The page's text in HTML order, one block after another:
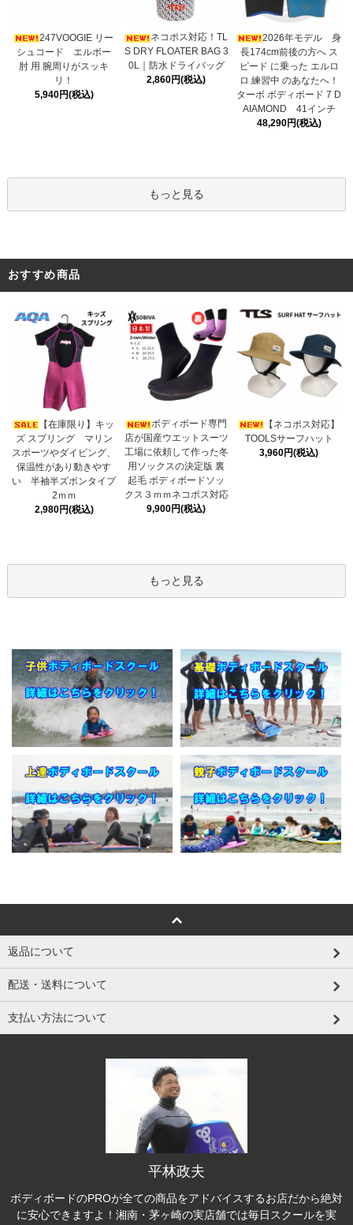
247VOOGIE リー
シュコード エルボー
肘 用 腕周りがスッキ
リ！
5,940円(税込)
ネコポス対応！TL
S DRY FLOATER BAG 3
0L｜防水ドライバッグ
2,860円(税込)
2026年モデル 身
長174cm前後の方へ ス
ピード に乗った エルロ
ロ 練習中 のあなたへ！
ターボ ボディボード 7 D
AIAMOND 41インチ
48,290円(税込)
もっと見る
おすすめ商品
【在庫限り】キッ
ズ スプリング マリン
スポーツやダイビング、
保温性があり動きやす
い 半袖半ズボンタイプ
2ｍｍ
2,980円(税込)
ボディボード専門
店が国産ウエットスーツ
工場に依頼して作った冬
用ソックスの決定版 裏
起毛 ボディボードソッ
クス３ｍｍネコポス対応
9,900円(税込)
【ネコポス対応】
TOOLSサーフハット
3,960円(税込)
もっと見る
返品について
配送・送料について
支払い方法について
平林政夫
ボディボードのPROが全ての商品をアドバイスするお店だから絶対
に安心できますよ！湘南・茅ヶ崎の実店舗では毎日スクールを実